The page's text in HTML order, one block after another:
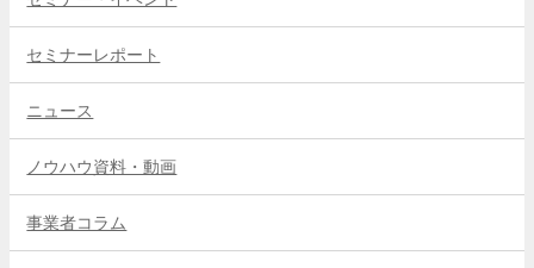
セミナーレポート
ニュース
ノウハウ資料・動画
事業者コラム